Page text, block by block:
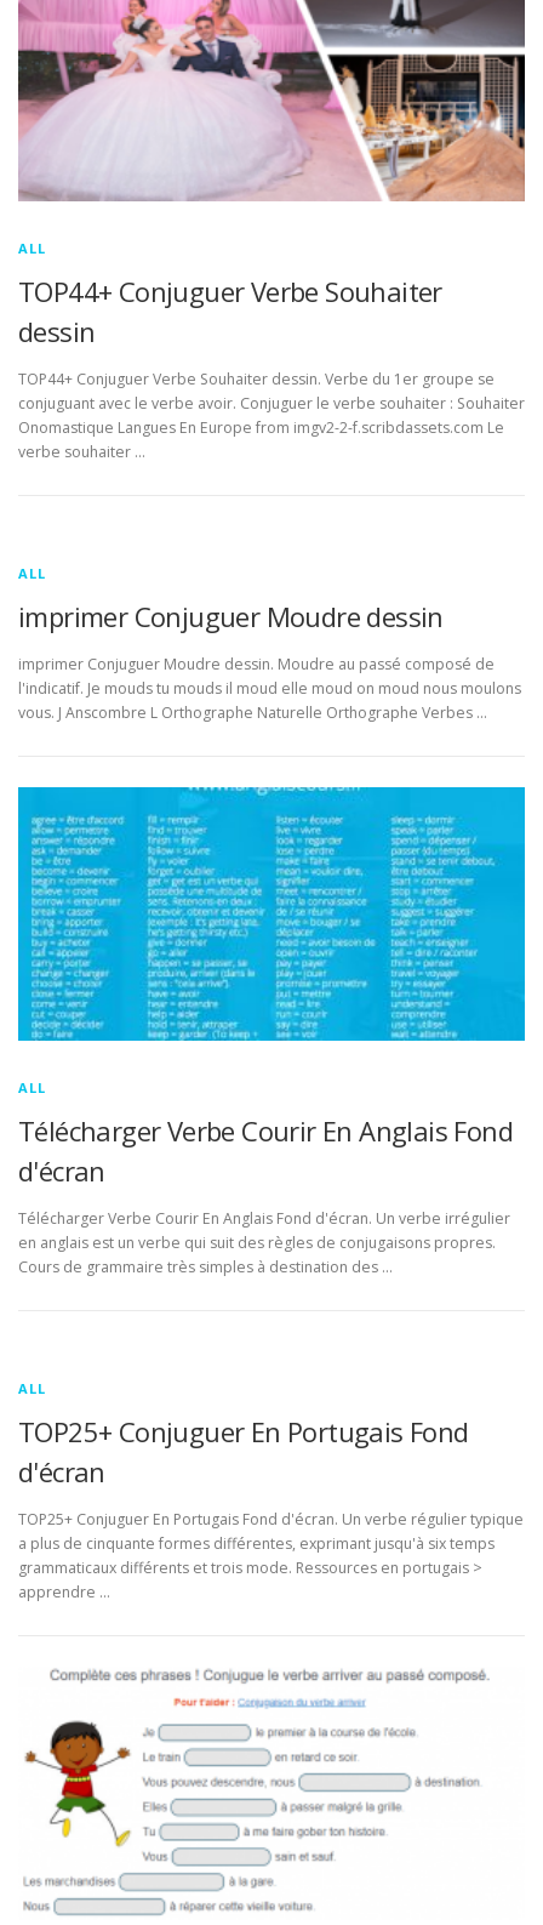
ALL
TOP44+ Conjuguer Verbe Souhaiter
dessin
TOP44+ Conjuguer Verbe Souhaiter dessin. Verbe du 1er groupe se
conjuguant avec le verbe avoir. Conjuguer le verbe souhaiter : Souhaiter
Onomastique Langues En Europe from imgv2-2-f.scribdassets.com Le
verbe souhaiter …
ALL
imprimer Conjuguer Moudre dessin
imprimer Conjuguer Moudre dessin. Moudre au passé composé de
l'indicatif. Je mouds tu mouds il moud elle moud on moud nous moulons
vous. J Anscombre L Orthographe Naturelle Orthographe Verbes …
ALL
Télécharger Verbe Courir En Anglais Fond
d'écran
Télécharger Verbe Courir En Anglais Fond d'écran. Un verbe irrégulier
en anglais est un verbe qui suit des règles de conjugaisons propres.
Cours de grammaire très simples à destination des …
ALL
TOP25+ Conjuguer En Portugais Fond
d'écran
TOP25+ Conjuguer En Portugais Fond d'écran. Un verbe régulier typique
a plus de cinquante formes différentes, exprimant jusqu'à six temps
grammaticaux différents et trois mode. Ressources en portugais >
apprendre …